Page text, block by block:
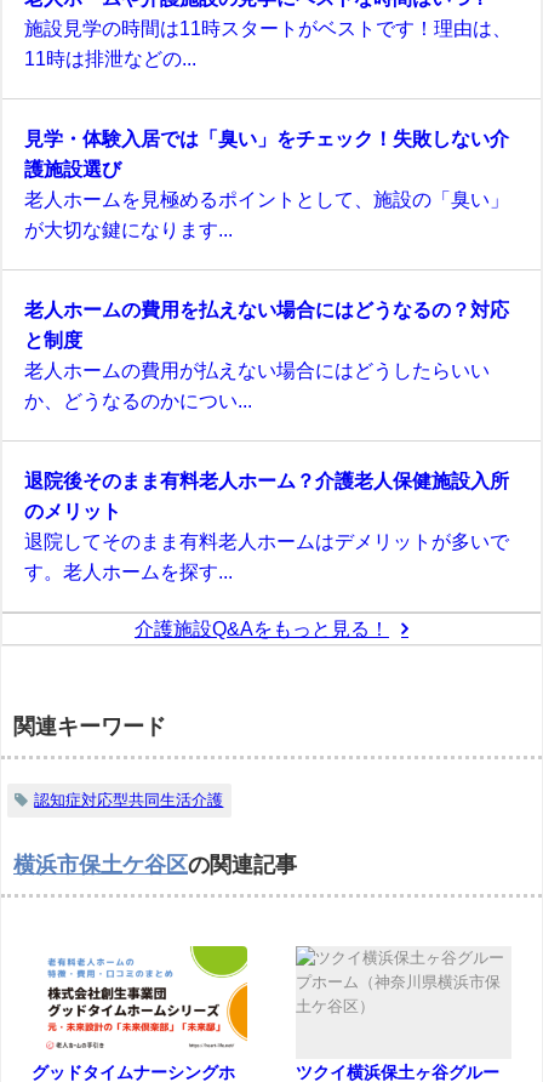
施設見学の時間は11時スタートがベストです！理由は、
11時は排泄などの...
見学・体験入居では「臭い」をチェック！失敗しない介
護施設選び
老人ホームを見極めるポイントとして、施設の「臭い」
が大切な鍵になります...
老人ホームの費用を払えない場合にはどうなるの？対応
と制度
老人ホームの費用が払えない場合にはどうしたらいい
か、どうなるのかについ...
退院後そのまま有料老人ホーム？介護老人保健施設入所
のメリット
退院してそのまま有料老人ホームはデメリットが多いで
す。老人ホームを探す...
介護施設Q&Aをもっと見る！
関連キーワード
認知症対応型共同生活介護
横浜市保土ケ谷区の関連記事
グッドタイムナーシングホ ツクイ横浜保土ヶ谷グルー